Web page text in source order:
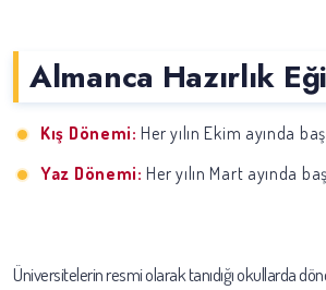
Almanca Hazırlık
Kış Dönemi: Her yılın Ekim ayında
Yaz Dönemi: Her yılın Mart ayında
Üniversitelerin resmi olarak tanıdığı okullarda